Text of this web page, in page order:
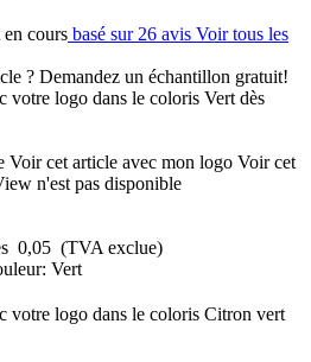
en cours basé sur 26 avis Voir tous les
? Demandez un échantillon gratuit!
Voir cet article avec mon logo Voir cet
n'est pas disponible
0,05 (TVA exclue)
Vert